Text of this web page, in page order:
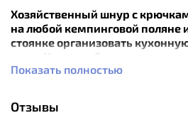
Хозяйственный шнур с
на любой кемпинговой поляне
стоянке организовать
зоны. У вас все будет под
карабина шнур легко
одежду или снаряжение.
Показать полностью
Отзывы